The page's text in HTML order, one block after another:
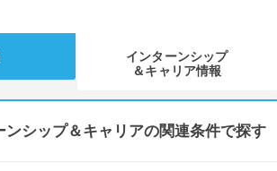
インターンシップ
＆キャリア情報
ンシップ＆キャリアの関連条件で探す